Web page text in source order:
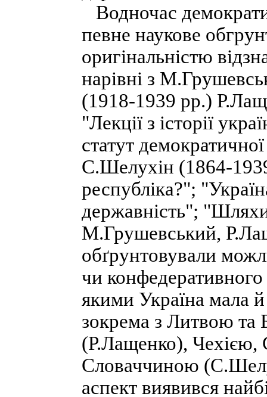
Водночас
певне наукове
оригінальністю
нарівні з
(1918-1939 pp.)
"Лекції з історії
статут
С.Шелухін (1864-
республіка?";
державність";
М.Грушевський,
обґрунтовували
чи
якими Україна мала й
зокрема з Литвою
(Р.Лащенко), Чехією,
Словаччиною
аспект виявився